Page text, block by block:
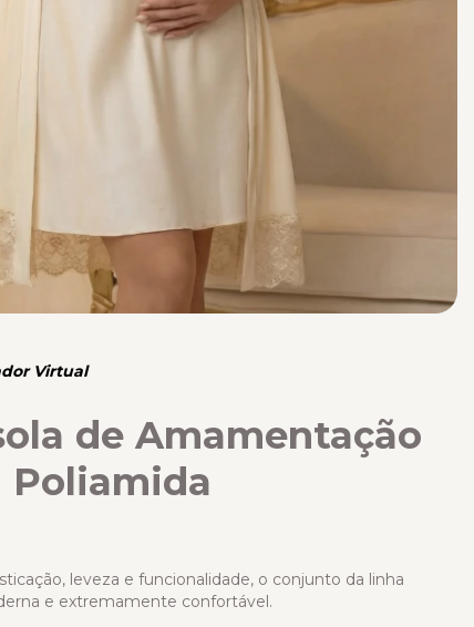
Virtual
de Amamentação
Poliamida
leveza e funcionalidade, o conjunto da linha
e extremamente confortável.